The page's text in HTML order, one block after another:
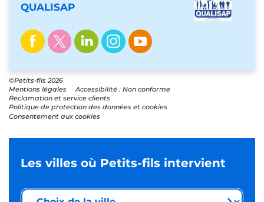
QUALISAP
©Petits-fils 2026
Mentions légales
Accessibilité : Non conforme
Réclamation et service clients
Politique de protection des données et cookies
Consentement aux cookies
Les villes où Petits-fils intervient